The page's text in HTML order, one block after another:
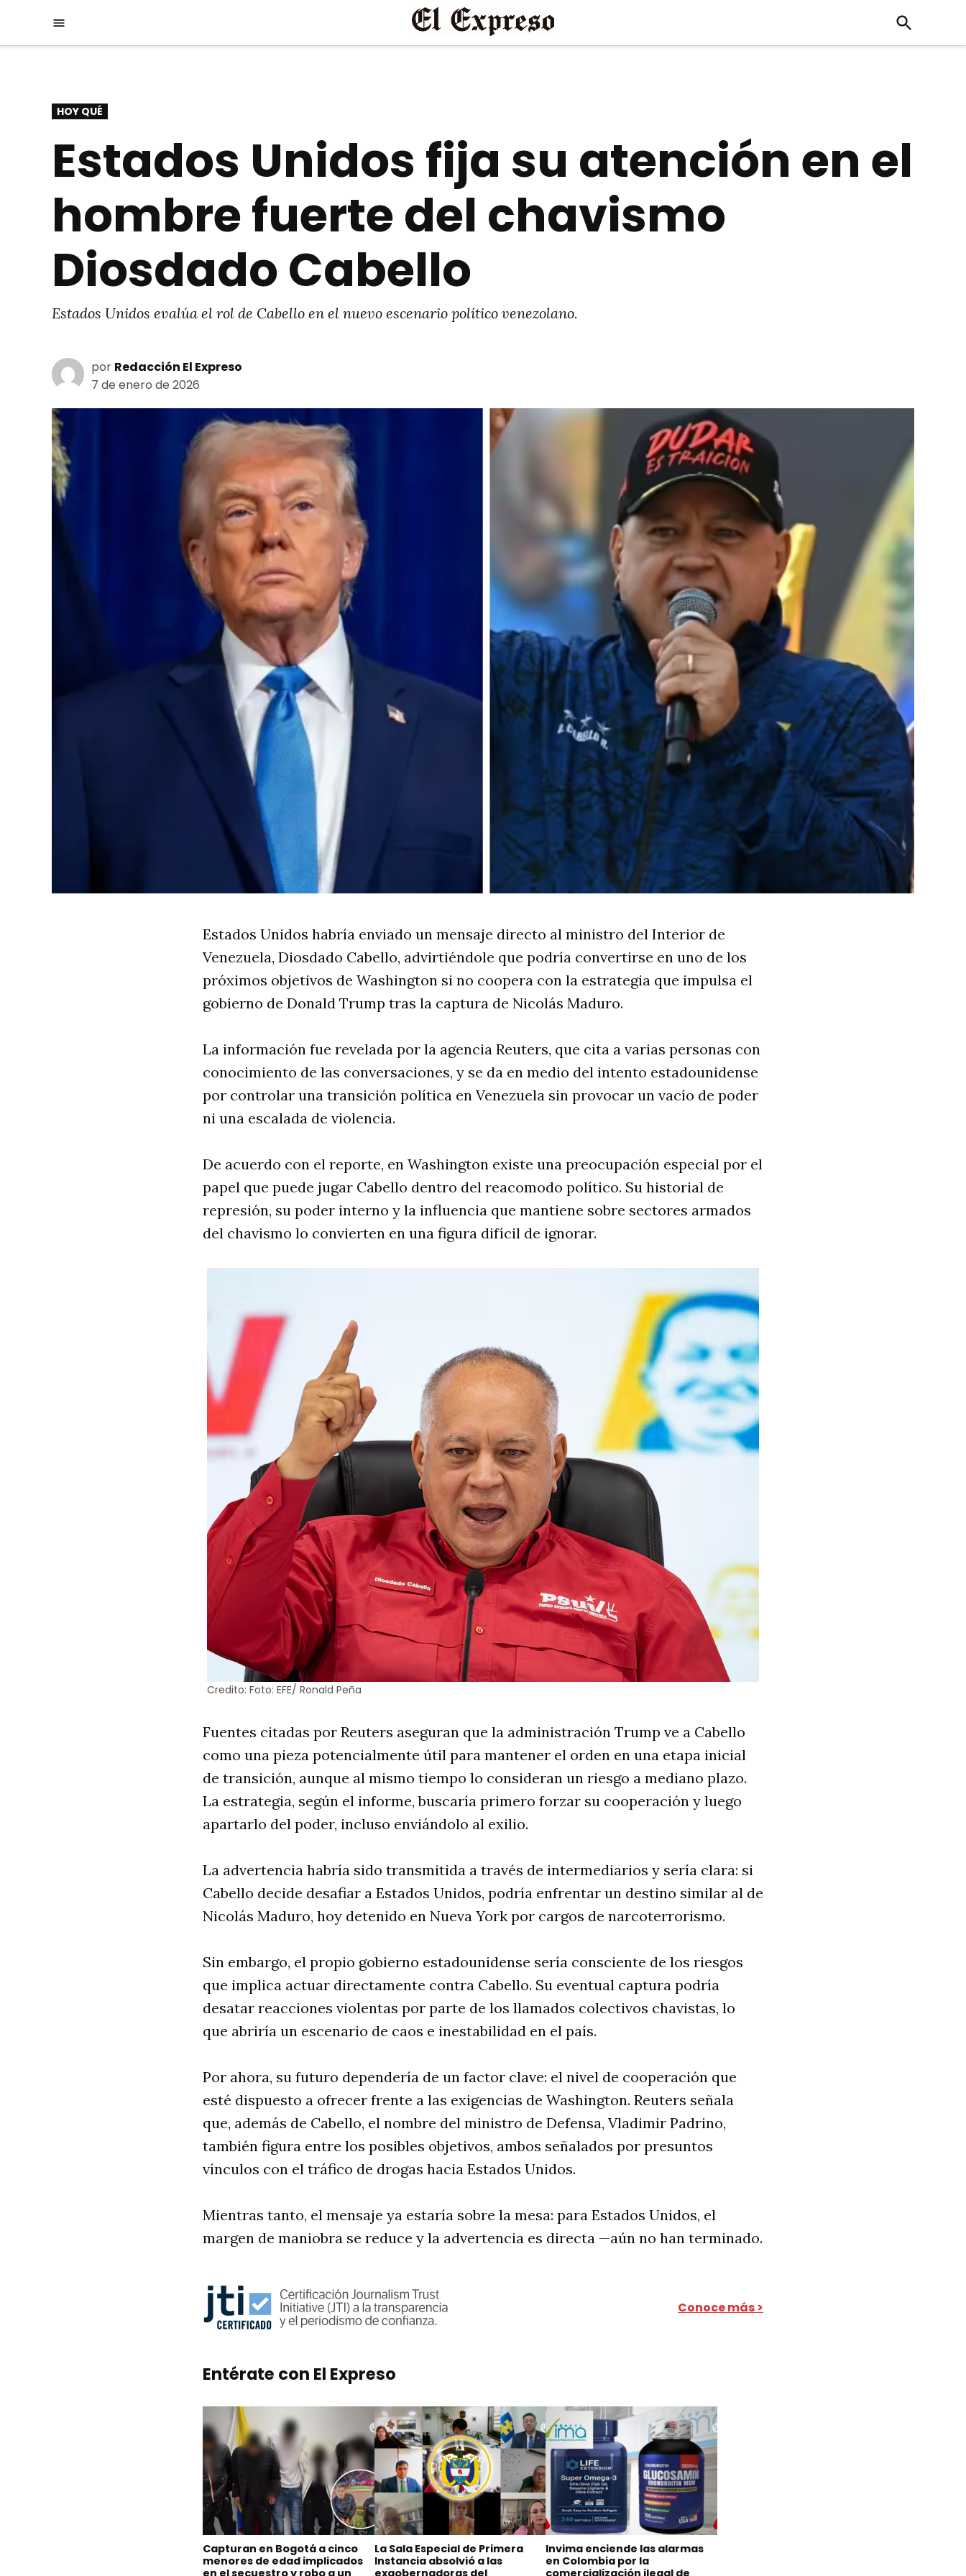
Menú
Open
Search
PUBLICADO
EN
HOY QUÉ
Estados Unidos fija su atención en el
hombre fuerte del chavismo
Diosdado Cabello
Estados Unidos evalúa el rol de Cabello en el nuevo escenario político venezolano.
por Redacción El Expreso
7 de enero de 2026
Estados Unidos habría enviado un mensaje directo al ministro del Interior de
Venezuela, Diosdado Cabello, advirtiéndole que podría convertirse en uno de los
próximos objetivos de Washington si no coopera con la estrategia que impulsa el
gobierno de Donald Trump tras la captura de Nicolás Maduro.
La información fue revelada por la agencia Reuters, que cita a varias personas con
conocimiento de las conversaciones, y se da en medio del intento estadounidense
por controlar una transición política en Venezuela sin provocar un vacío de poder
ni una escalada de violencia.
De acuerdo con el reporte, en Washington existe una preocupación especial por el
papel que puede jugar Cabello dentro del reacomodo político. Su historial de
represión, su poder interno y la influencia que mantiene sobre sectores armados
del chavismo lo convierten en una figura difícil de ignorar.
Credito: Foto: EFE/ Ronald Peña
Fuentes citadas por Reuters aseguran que la administración Trump ve a Cabello
como una pieza potencialmente útil para mantener el orden en una etapa inicial
de transición, aunque al mismo tiempo lo consideran un riesgo a mediano plazo.
La estrategia, según el informe, buscaría primero forzar su cooperación y luego
apartarlo del poder, incluso enviándolo al exilio.
La advertencia habría sido transmitida a través de intermediarios y sería clara: si
Cabello decide desafiar a Estados Unidos, podría enfrentar un destino similar al de
Nicolás Maduro, hoy detenido en Nueva York por cargos de narcoterrorismo.
Sin embargo, el propio gobierno estadounidense sería consciente de los riesgos
que implica actuar directamente contra Cabello. Su eventual captura podría
desatar reacciones violentas por parte de los llamados colectivos chavistas, lo
que abriría un escenario de caos e inestabilidad en el país.
Por ahora, su futuro dependería de un factor clave: el nivel de cooperación que
esté dispuesto a ofrecer frente a las exigencias de Washington. Reuters señala
que, además de Cabello, el nombre del ministro de Defensa, Vladimir Padrino,
también figura entre los posibles objetivos, ambos señalados por presuntos
vínculos con el tráfico de drogas hacia Estados Unidos.
Mientras tanto, el mensaje ya estaría sobre la mesa: para Estados Unidos, el
margen de maniobra se reduce y la advertencia es directa —aún no han terminado.
Conoce más >
Entérate con El Expreso
Capturan en Bogotá a cinco
menores de edad implicados
La Sala Especial de Primera
Instancia absolvió a las
Invima enciende las alarmas
en Colombia por la